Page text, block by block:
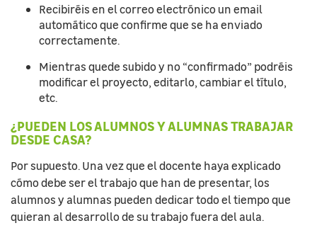
Recibiréis en el correo electrónico un email
automático que confirme que se ha enviado
correctamente.
Mientras quede subido y no “confirmado” podréis
modificar el proyecto, editarlo, cambiar el título,
etc.
¿PUEDEN LOS ALUMNOS Y ALUMNAS TRABAJAR
DESDE CASA?
Por supuesto. Una vez que el docente haya explicado
cómo debe ser el trabajo que han de presentar, los
alumnos y alumnas pueden dedicar todo el tiempo que
quieran al desarrollo de su trabajo fuera del aula.